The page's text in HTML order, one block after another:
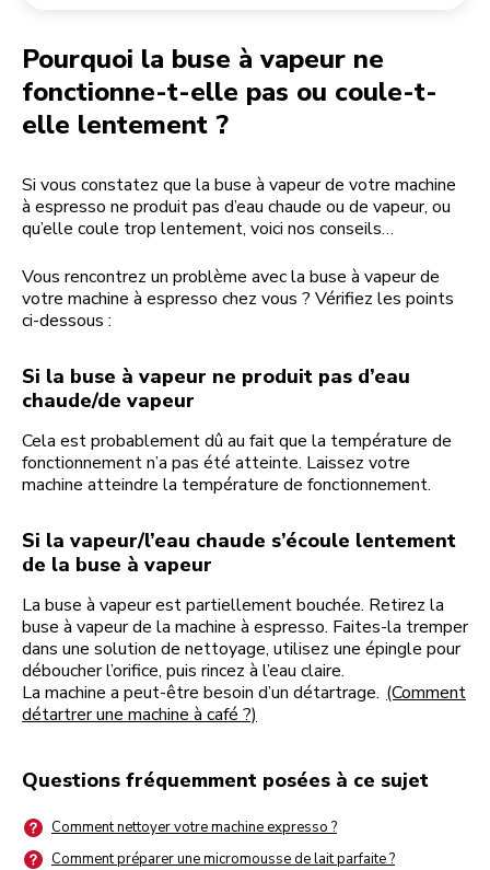
Pourquoi la buse à vapeur ne
fonctionne-t-elle pas ou coule-t-
elle lentement ?
Si vous constatez que la buse à vapeur de votre machine
à espresso ne produit pas d’eau chaude ou de vapeur, ou
qu’elle coule trop lentement, voici nos conseils…
Vous rencontrez un problème avec la buse à vapeur de
votre machine à espresso chez vous ? Vérifiez les points
ci-dessous :
Si la buse à vapeur ne produit pas d’eau
chaude/de vapeur
Cela est probablement dû au fait que la température de
fonctionnement n’a pas été atteinte. Laissez votre
machine atteindre la température de fonctionnement.
Si la vapeur/l’eau chaude s’écoule lentement
de la buse à vapeur
La buse à vapeur est partiellement bouchée. Retirez la
buse à vapeur de la machine à espresso. Faites-la tremper
dans une solution de nettoyage, utilisez une épingle pour
déboucher l’orifice, puis rincez à l’eau claire.
La machine a peut-être besoin d’un détartrage. (Comment
détartrer une machine à café ?)
Questions fréquemment posées à ce sujet
Comment nettoyer votre machine expresso ?
Comment préparer une micromousse de lait parfaite ?